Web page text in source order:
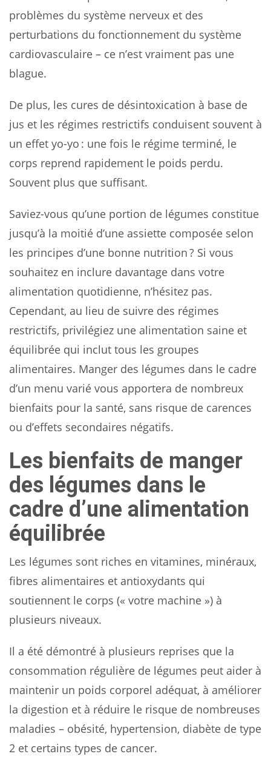
problèmes du système nerveux et des
perturbations du fonctionnement du système
cardiovasculaire – ce n’est vraiment pas une
blague.
De plus, les cures de désintoxication à base de
jus et les régimes restrictifs conduisent souvent à
un effet yo-yo : une fois le régime terminé, le
corps reprend rapidement le poids perdu.
Souvent plus que suffisant.
Saviez-vous qu’une portion de légumes constitue
jusqu’à la moitié d’une assiette composée selon
les principes d’une bonne nutrition ? Si vous
souhaitez en inclure davantage dans votre
alimentation quotidienne, n’hésitez pas.
Cependant, au lieu de suivre des régimes
restrictifs, privilégiez une alimentation saine et
équilibrée qui inclut tous les groupes
alimentaires. Manger des légumes dans le cadre
d’un menu varié vous apportera de nombreux
bienfaits pour la santé, sans risque de carences
ou d’effets secondaires négatifs.
Les bienfaits de manger
des légumes dans le
cadre d’une alimentation
équilibrée
Les légumes sont riches en vitamines, minéraux,
fibres alimentaires et antioxydants qui
soutiennent le corps (« votre machine ») à
plusieurs niveaux.
Il a été démontré à plusieurs reprises que la
consommation régulière de légumes peut aider à
maintenir un poids corporel adéquat, à améliorer
la digestion et à réduire le risque de nombreuses
maladies – obésité, hypertension, diabète de type
2 et certains types de cancer.